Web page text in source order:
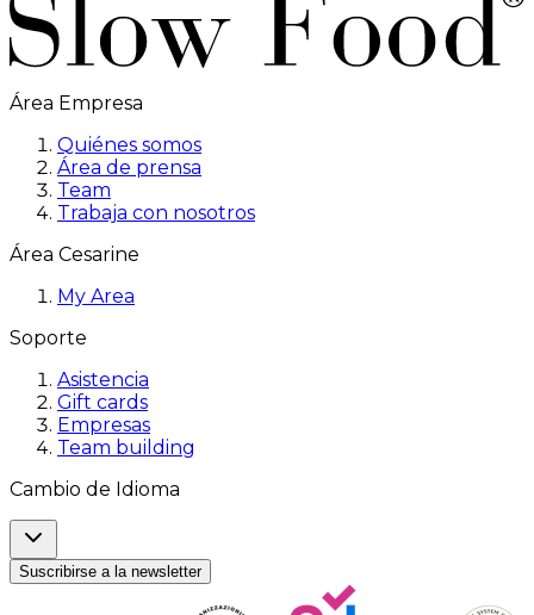
Área Empresa
Quiénes somos
Área de prensa
Team
Trabaja con nosotros
Área Cesarine
My Area
Soporte
Asistencia
Gift cards
Empresas
Team building
Cambio de Idioma
Suscribirse a la newsletter